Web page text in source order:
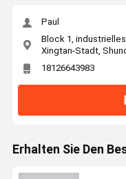
Paul
Block 1,
Xingtan-Stadt,
18126643983
Erhalten Sie Den